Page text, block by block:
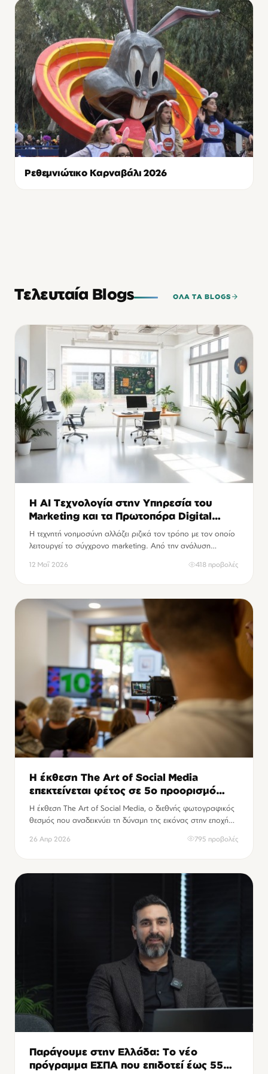
Ρεθεμνιώτικο Καρναβάλι 2026
Τελευταία Blogs ΟΛΑ ΤΑ BLOGS
Η AI Τεχνολογία στην Υπηρεσία του
Marketing και τα Πρωτοπόρα Digital
Agencies
Η τεχνητή νοημοσύνη αλλάζει ριζικά τον τρόπο με τον οποίο
λειτουργεί το σύγχρονο marketing. Από την ανάλυση
δημιουργία…
12 Μαΐ 2026 418 προβολές
Η έκθεση The Art of Social Media
επεκτείνεται φέτος σε 5ο προορισμό
έκπληξη
Η έκθεση The Art of Social Media, ο διεθνής φωτογραφικός
θεσμός που αναδεικνύει τη δύναμη της εικόνας στην εποχή
σημαντικό βήμα εξωστρέφειας.
26 Απρ 2026 795 προβολές
Παράγουμε στην Ελλάδα: Το νέο
πρόγραμμα ΕΣΠΑ που επιδοτεί έως 55%